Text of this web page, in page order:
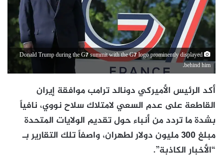
Donald Trump during the G7 summit with the G7 logo prominently displayed
behind him.
أكد الرئيس الأميركي دونالد ترامب موافقة إيران
القاطعة على عدم السعي لامتلاك سلاح نووي، نافياً
بشدة ما تردد من أنباء حول تقديم الولايات المتحدة
مبلغ 300 مليون دولار لطهران، واصفاً تلك التقارير بـ
“الأخبار الكاذبة”.